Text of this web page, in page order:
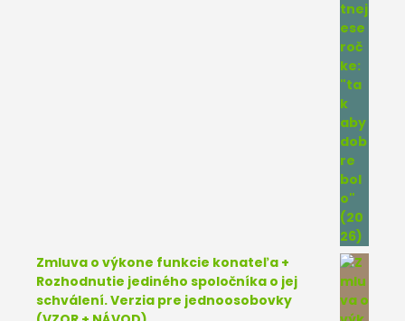
Zmluva o výkone funkcie konateľa +
Rozhodnutie jediného spoločníka o jej
schválení. Verzia pre jednoosobovky